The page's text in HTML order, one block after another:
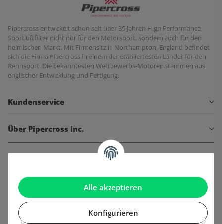
Alle akzeptieren
Konfigurieren
Pipercross entwickelt schon seit über 35 Jahren High Performance
Sportluftfilter nicht nur für den Motorsport, sondern auch für den
heimischen Markt. Mit Firmensitz in Northampton, England befindet
sich die Firma Pipercross in einem der etabliertesten Länder für den
Rennsport. Die bekanntesten Wettbewerbs-Motoren stammen aus
englischer Entwicklung und Fertigung.
Kundenservice
Über Pipercross Inc.
Informationen
Gesetzliche Informationen